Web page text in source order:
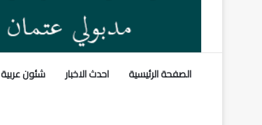
الصفحة الرئيسية احدث الاخبار شئون عربية